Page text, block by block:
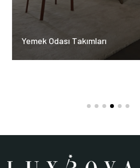
Yemek Odası Takımları